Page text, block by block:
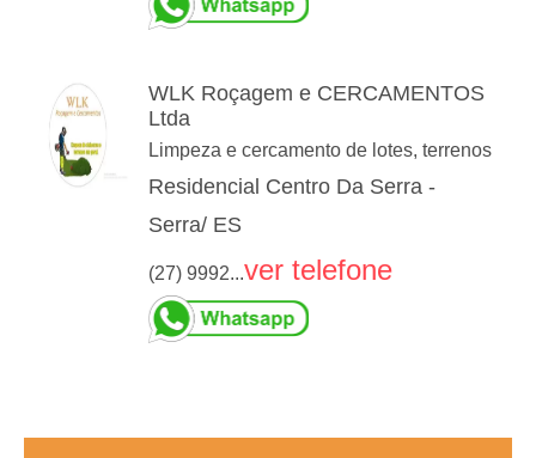
WLK Roçagem e CERCAMENTOS
Ltda
Limpeza e cercamento de lotes, terrenos
Residencial Centro Da Serra -
Serra/ ES
(27) 9992...ver telefone